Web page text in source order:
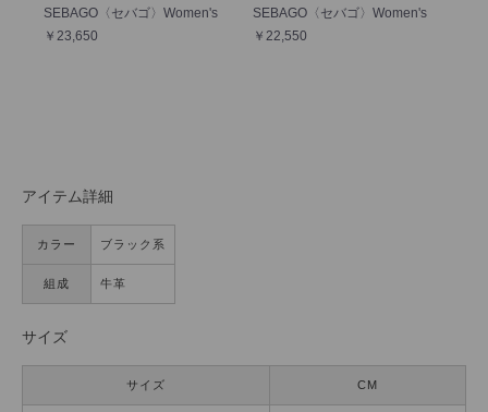
SEBAGO〈セバゴ〉Women's
￥23,650
SEBAGO〈セバゴ〉Women's
￥22,550
アイテム詳細
カラー ブラック系
組成 牛革
サイズ
サイズ CM